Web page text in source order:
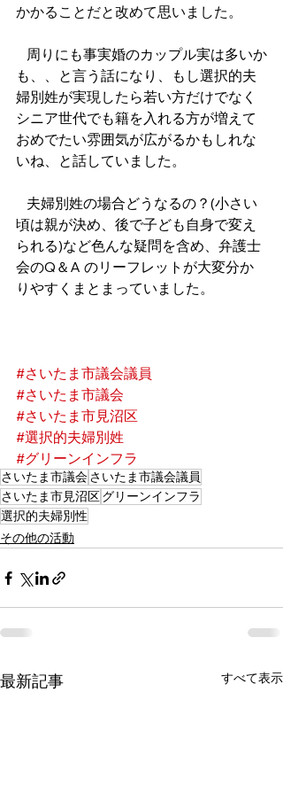
かかることだと改めて思いました。
周りにも事実婚のカップル実は多いか
も、、と言う話になり、もし選択的夫
婦別姓が実現したら若い方だけでなく
シニア世代でも籍を入れる方が増えて
おめでたい雰囲気が広がるかもしれな
いね、と話していました。
夫婦別姓の場合どうなるの？(小さい
頃は親が決め、後で子ども自身で変え
られる)など色んな疑問を含め、弁護士
会のQ＆A のリーフレットが大変分か
りやすくまとまっていました。
#さいたま市議会議員
#さいたま市議会
#さいたま市見沼区
#選択的夫婦別姓
#グリーンインフラ
さいたま市議会さいたま市議会議員
さいたま市見沼区グリーンインフラ
選択的夫婦別性
その他の活動
最新記事 すべて表示